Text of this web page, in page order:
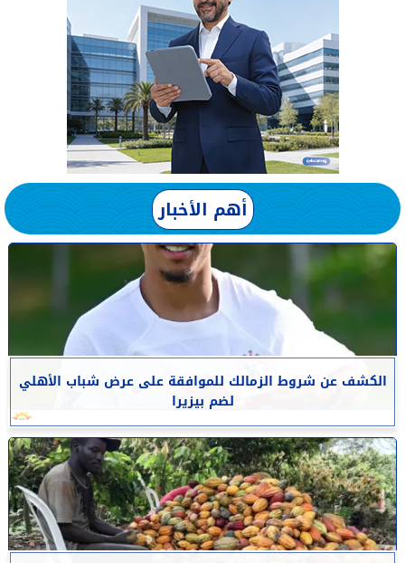
أهم الأخبار
الكشف عن شروط الزمالك للموافقة على عرض شباب الأهلي
لضم بيزيرا